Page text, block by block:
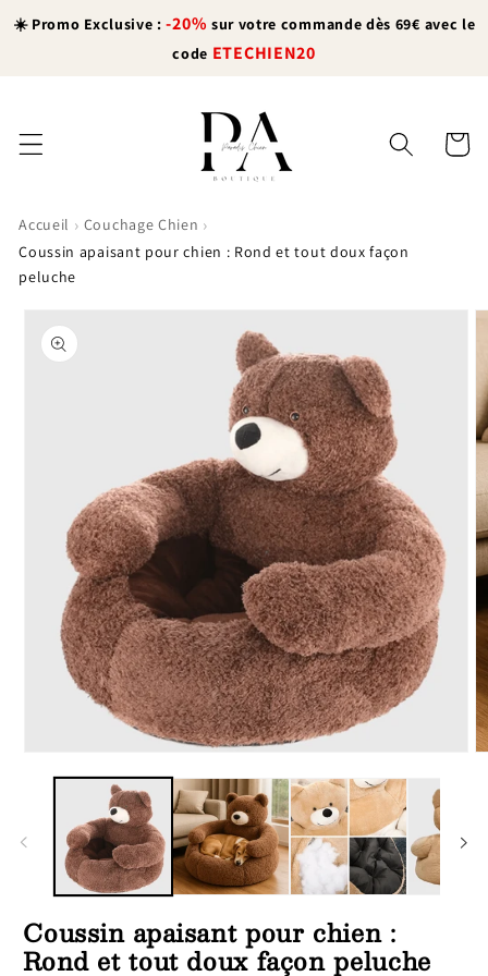
passer
☀️ Promo Exclusive :-20% sur votre commande dès 69€ avec le
code ETECHIEN20
Panier
Accueil › Couchage Chien ›
Coussin apaisant pour chien : Rond et tout doux façon
peluche
informations
produits
une
fenêtre
modale
Coussin apaisant pour chien :
Rond et tout doux façon peluche